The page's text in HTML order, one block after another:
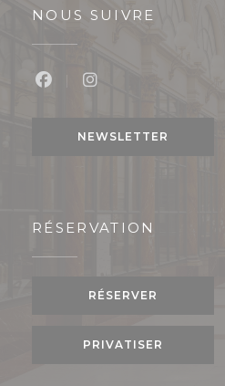
NOUS SUIVRE
NEWSLETTER
RÉSERVATION
RÉSERVER
PRIVATISER